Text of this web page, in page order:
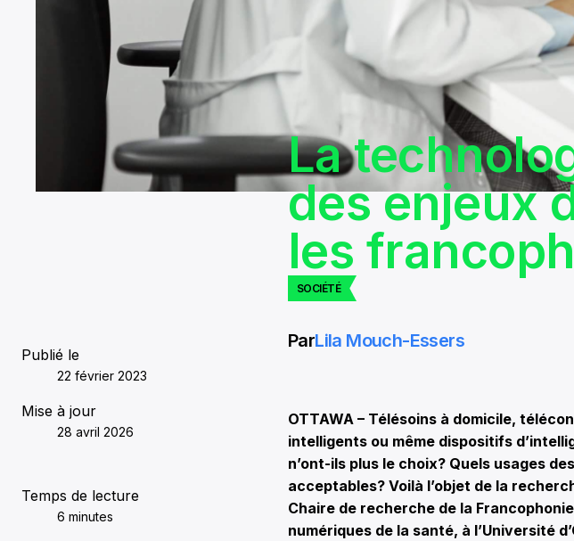
SOCIÉTÉ
La
des enjeux
les
Publié le
22 février 2023
Mise à jour
28 avril 2026
Temps de lecture
6 minutes
ParLila Mouch-Essers
OTTAWA – Télésoins à domicile,
intelligents ou même dispositifs
n’ont-ils plus le choix? Quels usages
acceptables? Voilà l’objet de la
Chaire de recherche de la
numériques de la santé, à l’Université